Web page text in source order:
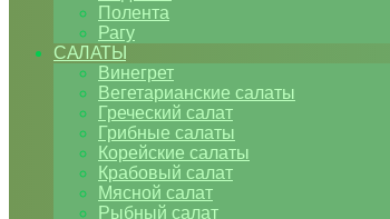
Полента
Рагу
САЛАТЫ
Винегрет
Вегетарианские салаты
Греческий салат
Грибные салаты
Корейские салаты
Крабовый салат
Мясной салат
Рыбный салат